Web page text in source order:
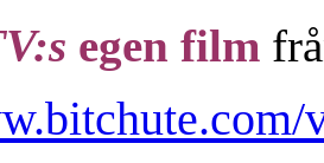
egen film